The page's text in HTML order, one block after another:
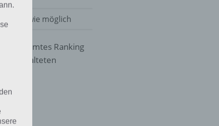
wie möglich
bestimmtes Ranking